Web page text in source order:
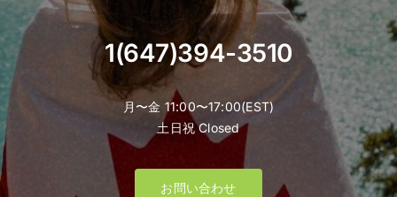
1(647)394-3510
月〜金 11:00〜17:00(EST)
土日祝 Closed
お問い合わせ